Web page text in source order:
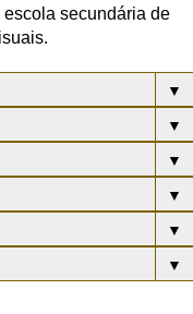
secundária de
▼
▼
▼
▼
▼
▼